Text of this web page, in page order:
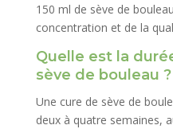
150 ml de sève de
concentration et de la
Quelle est la
sève de bouleau ?
Une cure de sève de
deux à quatre semaines,